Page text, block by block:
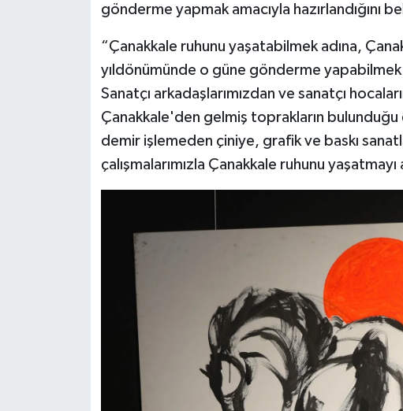
gönderme yapmak amacıyla hazırlandığını
“Çanakkale ruhunu yaşatabilmek adına,
yıldönümünde o güne gönderme
Sanatçı arkadaşlarımızdan ve sanatçı
Çanakkale'den gelmiş toprakların
demir işlemeden çiniye, grafik ve baskı
çalışmalarımızla Çanakkale ruhunu yaşatmayı